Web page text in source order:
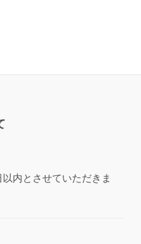
内とさせていただきま